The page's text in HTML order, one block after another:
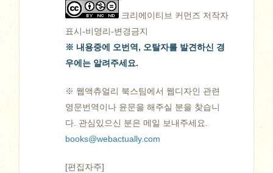
크리에이티브 커먼즈 저작자
표시-비영리-변경금지
※ 내용중에 오번역, 오탈자를 발견하신 경
우에는 알려주세요.
※ 웹액츄얼리 북스팀에서 웹디자인 관련
영문번역이나 윤문을 해주실 분을 찾습니
다. 관심있으신 분은 메일 보내주세요.
books@webactually.com
[편집자주]